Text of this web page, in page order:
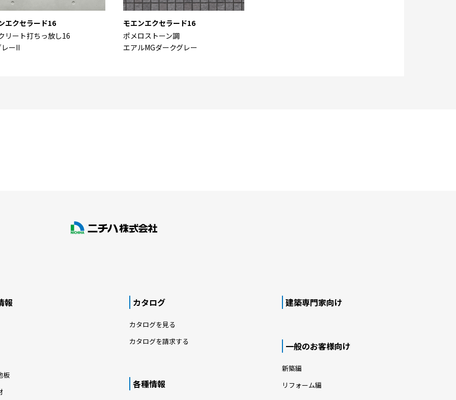
エクセラード16
リート打ちっ放し16
ーII
モエンエクセラード16
ポメロストーン調
エアルMGダークグレー
報
板
カタログ
カタログを見る
カタログを請求する
各種情報
建築専門家向け
一般のお客様向け
新築編
リフォーム編